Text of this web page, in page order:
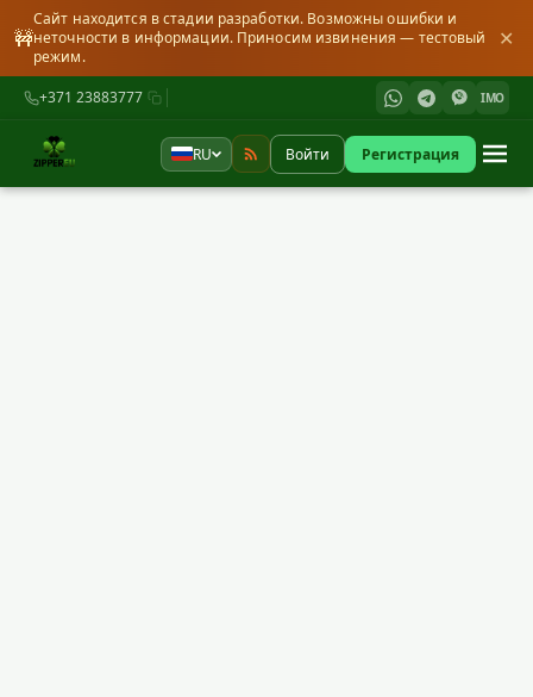
🚧
Сайт находится в стадии разработки. Возможны ошибки и
неточности в информации. Приносим извинения — тестовый
режим.
✕
+371 23883777 IMO
RU Войти Регистрация